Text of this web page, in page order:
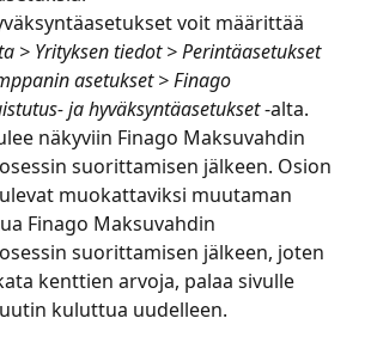
voit määrittää
> Yrityksen tiedot > Perintäasetukset
asetukset > Finago
ja hyväksyntäasetukset -alta.
näkyviin Finago Maksuvahdin
suorittamisen jälkeen. Osion
muokattaviksi muutaman
Finago Maksuvahdin
suorittamisen jälkeen, joten
kenttien arvoja, palaa sivulle
kuluttua uudelleen.